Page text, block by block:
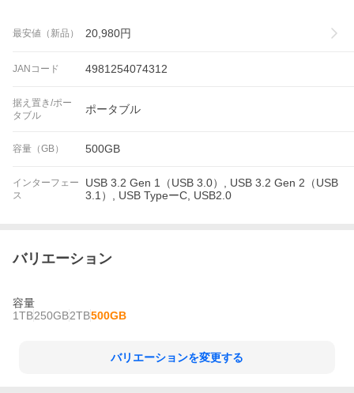
最安値（新品） 20,980円
JANコード 4981254074312
据え置き/ポー
タブル
ポータブル
容量（GB） 500GB
インターフェー
ス
USB 3.2 Gen 1（USB 3.0）, USB 3.2 Gen 2（USB
3.1）, USB TypeーC, USB2.0
バリエーション
容量
1TB250GB2TB500GB
バリエーションを変更する